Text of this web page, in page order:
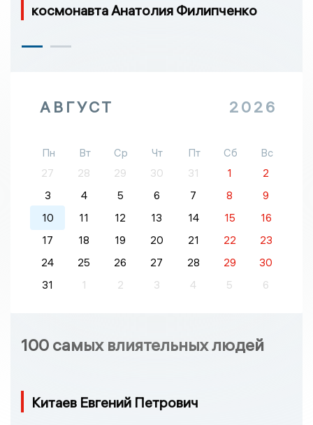
космонавта Анатолия Филипченко
АВГУСТ 2026
Пн Вт Ср Чт Пт Сб
Вс
27
28 29 30 31 1
2
3
4 5 6 7 8
9
10
11 12 13 14 15
16
17
18 19 20 21 22
23
24
25 26 27 28 29
30
31
1 2 3 4 5 6
100 самых влиятельных людей
Китаев Евгений Петрович